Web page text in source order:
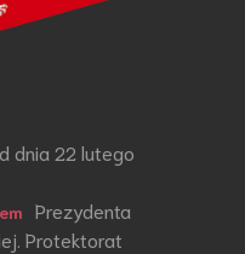
dnia 22 lutego
Prezydenta
Protektorat